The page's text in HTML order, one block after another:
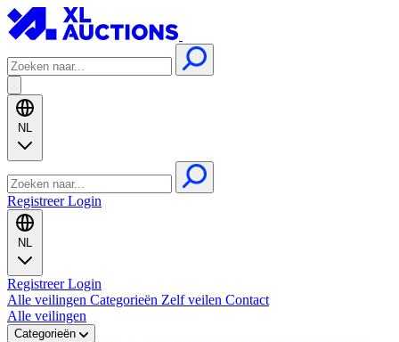
NL
RegistreerLogin
NL
RegistreerLogin
Alle veilingen Categorieën Zelf veilen Contact
Alle veilingen
Categorieën